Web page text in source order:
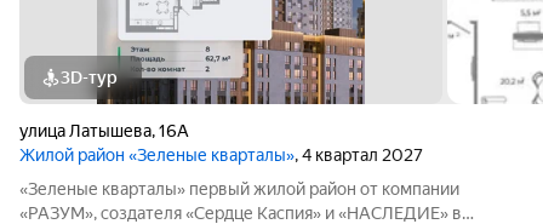
3D-тур
улица Латышева,16А
Жилой район «Зеленые кварталы», 4 квартал 2027
«Зеленые кварталы» первый жилой район от компании
«РАЗУМ», создателя «Сердце Каспия» и «НАСЛЕДИЕ» в